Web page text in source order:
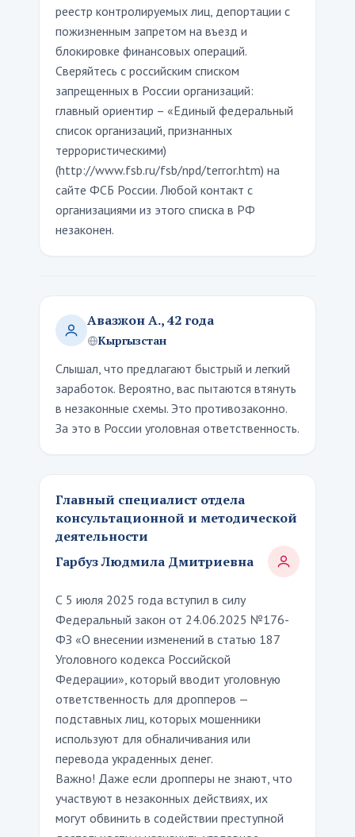
реестр контролируемых лиц, депортации с
пожизненным запретом на въезд и
блокировке финансовых операций.
Сверяйтесь с российским списком
запрещенных в России организаций:
главный ориентир – «Единый федеральный
список организаций, признанных
террористическими)
(http://www.fsb.ru/fsb/npd/terror.htm) на
сайте ФСБ России. Любой контакт с
организациями из этого списка в РФ
незаконен.
Авазжон А., 42 года
Кыргызстан
Слышал, что предлагают быстрый и легкий
заработок. Вероятно, вас пытаются втянуть
в незаконные схемы. Это противозаконно.
За это в России уголовная ответственность.
Главный специалист отдела
консультационной и методической
деятельности
Гарбуз Людмила Дмитриевна
С 5 июля 2025 года вступил в силу
Федеральный закон от 24.06.2025 №176-
ФЗ «О внесении изменений в статью 187
Уголовного кодекса Российской
Федерации», который вводит уголовную
ответственность для дропперов —
подставных лиц, которых мошенники
используют для обналичивания или
перевода украденных денег.
Важно! Даже если дропперы не знают, что
участвуют в незаконных действиях, их
могут обвинить в содействии преступной